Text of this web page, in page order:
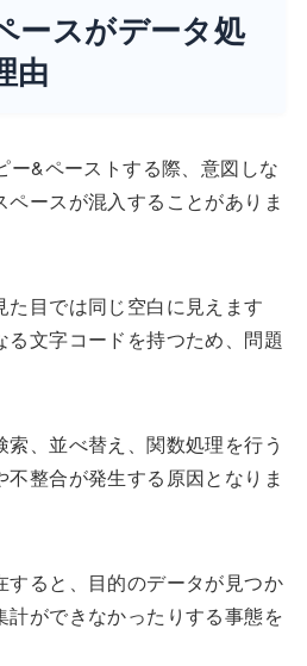
ースがデータ処
由
ー&ペーストする際、意図しな
ースが混入することがありま
た目では同じ空白に見えます
る文字コードを持つため、問題
、並べ替え、関数処理を行う
整合が発生する原因となりま
すると、目的のデータが見つか
計ができなかったりする事態を